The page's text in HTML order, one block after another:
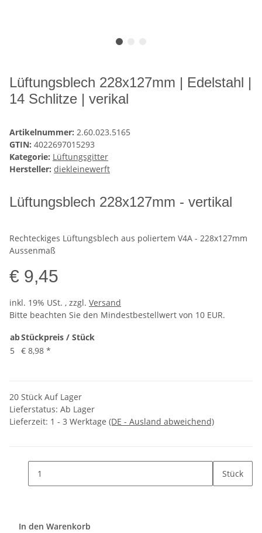
Lüftungsblech 228x127mm | Edelstahl |
14 Schlitze | verikal
Artikelnummer: 2.60.023.5165
GTIN: 4022697015293
Kategorie: Lüftungsgitter
Hersteller: diekleinewerft
Lüftungsblech 228x127mm - vertikal
Rechteckiges Lüftungsblech aus poliertem V4A - 228x127mm
Aussenmaß
€ 9,45
inkl. 19% USt. , zzgl. Versand
Bitte beachten Sie den Mindestbestellwert von 10 EUR.
abStückpreis / Stück
5
€ 8,98 *
20 Stück Auf Lager
Lieferstatus: Ab Lager
Lieferzeit: 1 - 3 Werktage (DE - Ausland abweichend)
Stück
In den Warenkorb